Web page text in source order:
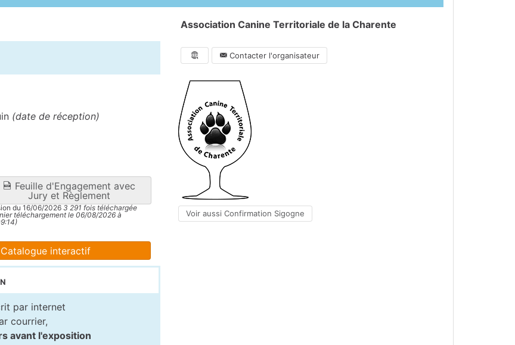
(date de réception)
Feuille d'Engagement avec
Jury et Règlement
du 16/06/20263 291 fois téléchargée
téléchargement le 06/08/2026 à
interactif
par internet
courrier,
avant l'exposition
Association Canine Territoriale de la Charente
Contacter l'organisateur
Voir aussi Confirmation Sigogne